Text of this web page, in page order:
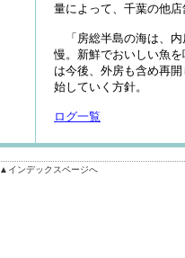
量によって、千葉の他
「房総半島の海は、内
慢。新鮮でおいしい魚
は今後、外房も含め再
始していく方針。
ログ一覧
▲インデックスページへ